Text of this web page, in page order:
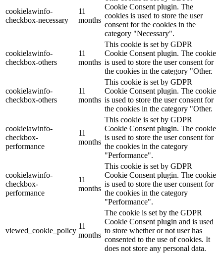
cookielawinfo-
checkbox-necessary
11
months
Cookie Consent plugin. The
cookies is used to store the user
consent for the cookies in the
category "Necessary".
cookielawinfo-
checkbox-others
11
months
This cookie is set by GDPR
Cookie Consent plugin. The cookie
is used to store the user consent for
the cookies in the category "Other.
cookielawinfo-
checkbox-others
11
months
This cookie is set by GDPR
Cookie Consent plugin. The cookie
is used to store the user consent for
the cookies in the category "Other.
cookielawinfo-
checkbox-
performance
11
months
This cookie is set by GDPR
Cookie Consent plugin. The cookie
is used to store the user consent for
the cookies in the category
"Performance".
cookielawinfo-
checkbox-
performance
11
months
This cookie is set by GDPR
Cookie Consent plugin. The cookie
is used to store the user consent for
the cookies in the category
"Performance".
viewed_cookie_policy
11
months
The cookie is set by the GDPR
Cookie Consent plugin and is used
to store whether or not user has
consented to the use of cookies. It
does not store any personal data.